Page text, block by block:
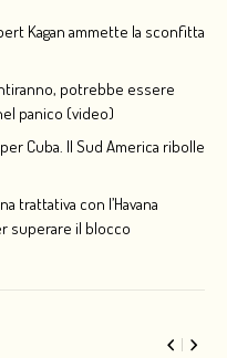
Kagan ammette la sconfitta
potrebbe essere
panico (video)
Cuba. Il Sud America ribolle
trattativa con l’Havana
superare il blocco